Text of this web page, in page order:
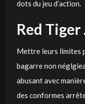
dots du jeu d’action.
Red Tiger
Mettre leurs limites
bagarre non
abusant avec
des conformes